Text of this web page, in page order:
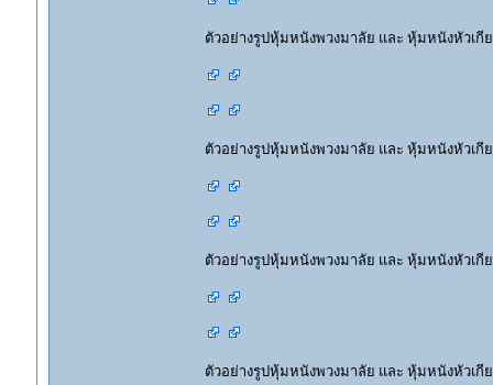
ตัวอย่างรูปหุ้มหนังพวงมาลัย และ หุ้มหนังหัวเกีย
ตัวอย่างรูปหุ้มหนังพวงมาลัย และ หุ้มหนังหัวเกีย
ตัวอย่างรูปหุ้มหนังพวงมาลัย และ หุ้มหนังหัวเกีย
ตัวอย่างรูปหุ้มหนังพวงมาลัย และ หุ้มหนังหัวเกีย